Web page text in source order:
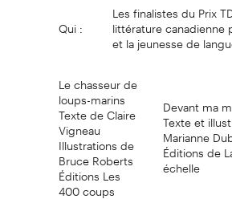
Qui :
Les finalistes du Prix
littérature canadienne
et la jeunesse de
Le chasseur de
loups-marins
Texte de Claire
Vigneau
Illustrations de
Bruce Roberts
Éditions Les
400 coups
Devant ma
Texte et
Marianne
Éditions de
échelle